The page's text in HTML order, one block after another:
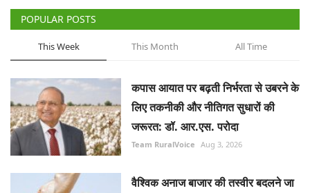
POPULAR POSTS
This Week This Month All Time
कपास आयात पर बढ़ती निर्भरता से उबरने के
लिए तकनीकी और नीतिगत सुधारों की
जरूरत: डॉ. आर.एस. परोदा
Team RuralVoice Aug 3, 2026
वैश्विक अनाज बाजार की तस्वीर बदलने जा